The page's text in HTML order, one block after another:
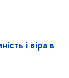
і віра в